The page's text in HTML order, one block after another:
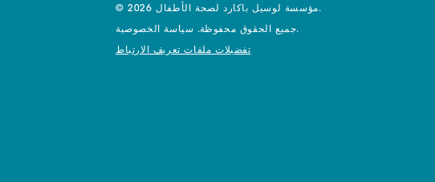
© 2026 مؤسسة لوسيل باكارد لصحة الأطفال.
جميع الحقوق محفوظة.سياسة الخصوصية.
تفضيلات ملفات تعريف الارتباط